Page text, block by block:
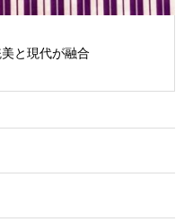
と現代が融合